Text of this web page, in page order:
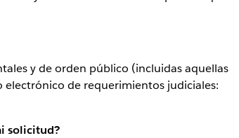
y de orden público (incluidas aquellas
de requerimientos judiciales:
solicitud?